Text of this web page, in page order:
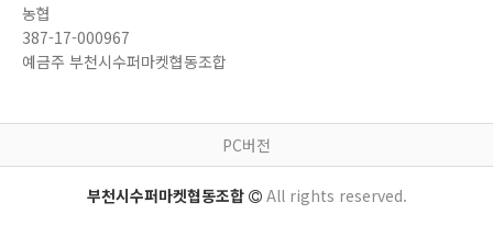
농협
387-17-000967
예금주 부천시수퍼마켓협동조합
PC버전
부천시수퍼마켓협동조합 All rights reserved.